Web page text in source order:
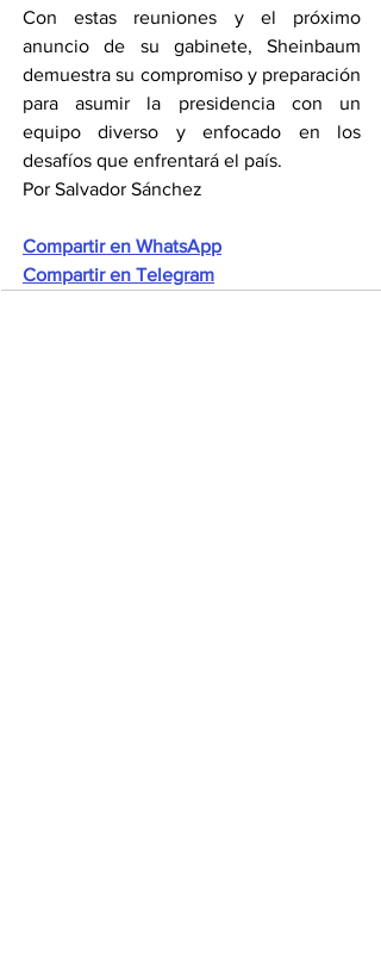
Con estas reuniones y el próximo
anuncio de su gabinete, Sheinbaum
demuestra su compromiso y preparación
para asumir la presidencia con un
equipo diverso y enfocado en los
desafíos que enfrentará el país.
Por Salvador Sánchez
Compartir en WhatsApp
Compartir en Telegram